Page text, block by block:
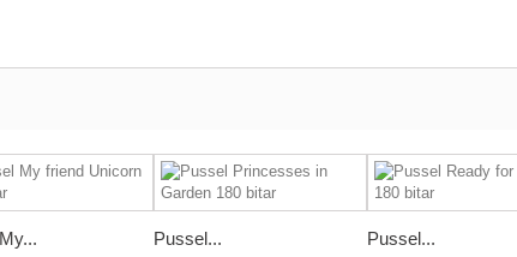
Pussel... Pussel...